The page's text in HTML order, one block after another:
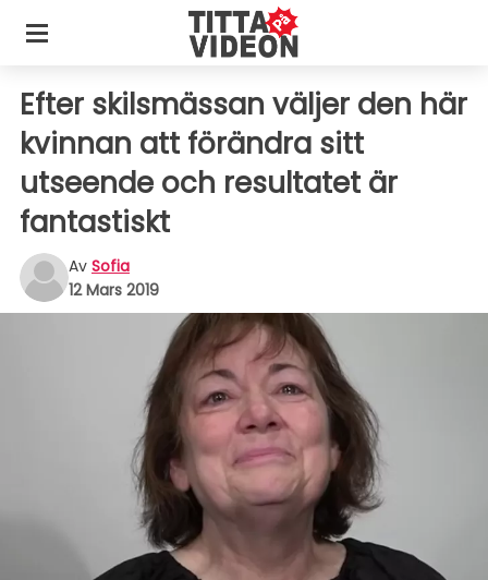
Efter skilsmässan väljer den här
kvinnan att förändra sitt
utseende och resultatet är
fantastiskt
Av Sofia
12 Mars 2019